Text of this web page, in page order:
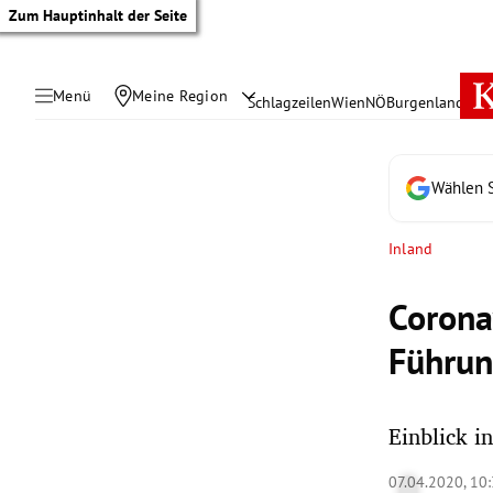
Zum Hauptinhalt der Seite
Menü Meine Region SchlagzeilenWienNÖBurgenland
Wählen
Inland
Einblick
07.04.2020,